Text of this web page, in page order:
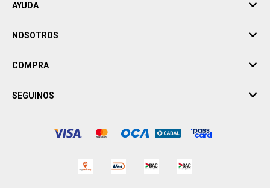
AYUDA
NOSOTROS
COMPRA
SEGUINOS